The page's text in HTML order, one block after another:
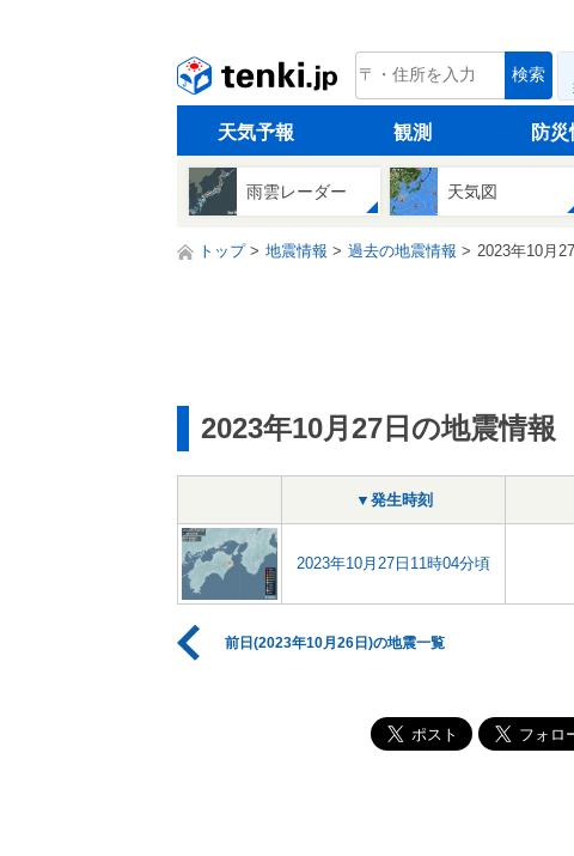
tenki.jp 検索
天気予報 観測 防
雨雲レーダー 天気図
トップ 地震情報 過去の地震情報 2023年10月
2023年10月27日の地震情報
▼発生時刻
2023年10月27日11時04分頃
前日(2023年10月26日)の地震一覧